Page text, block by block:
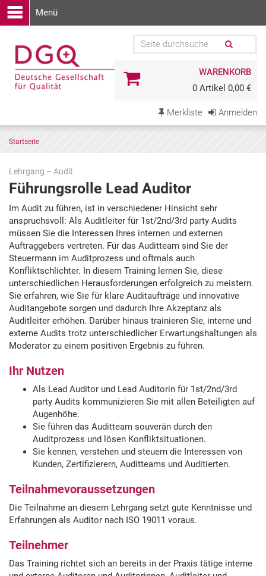
Menü
WARENKORB
0 Artikel 0,00 €
Merkliste Anmelden
Startseite
Lehrgang – Audit
Führungsrolle Lead Auditor
Zu
den
Terminen
springen
Im Audit zu führen, ist in verschiedener Hinsicht sehr
anspruchsvoll: Als Auditleiter für 1st/2nd/3rd party Audits
müssen Sie die Interessen Ihres internen und externen
Auftraggebers vertreten. Für das Auditteam sind Sie der
Steuermann im Auditprozess und oftmals auch
Konfliktschlichter. In diesem Training lernen Sie, diese
unterschiedlichen Herausforderungen erfolgreich zu meistern.
Sie erfahren, wie Sie für klare Auditaufträge und innovative
Auditangebote sorgen und dadurch Ihre Akzeptanz als
Auditleiter erhöhen. Darüber hinaus trainieren Sie, interne und
externe Audits trotz unterschiedlicher Erwartungshaltungen als
Moderator zu einem positiven Ergebnis zu führen.
Ihr Nutzen
Als Lead Auditor und Lead Auditorin für 1st/2nd/3rd
party Audits kommunizieren Sie mit allen Beteiligten auf
Augenhöhe.
Sie führen das Auditteam souverän durch den
Auditprozess und lösen Konfliktsituationen.
Sie kennen, verstehen und steuern die Interessen von
Kunden, Zertifizierern, Auditteams und Auditierten.
Teilnahmevoraussetzungen
Die Teilnahme an diesem Lehrgang setzt gute Kenntnisse und
Erfahrungen als Auditor nach ISO 19011 voraus.
Teilnehmer
Das Training richtet sich an bereits in der Praxis tätige interne